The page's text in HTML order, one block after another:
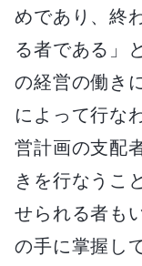
めであり、終
る者である」
の経営の働き
によって行な
営計画の支配
きを行なうこ
せられる者も
の手に掌握し